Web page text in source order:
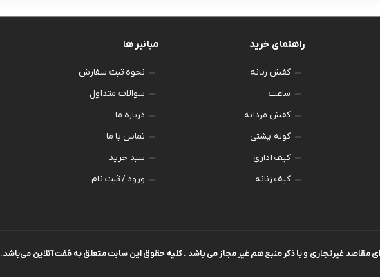
راهنمای خرید
کفش زنانه
ساعت
کفش مردانه
کوله پشتی
کیف اداری
کیف زنانه
میانبر ها
نحوه ثبت سفارش
سوالات متداول
درباره ما
تماس با ما
سبد خرید
ورود / ثبت نام
مقاصد غیرتجاری و با ذکر منبع هم غیر مجاز می باشد . کلیه حقوق این سایت متعلق به مُفت آنلاین می‌باشد.